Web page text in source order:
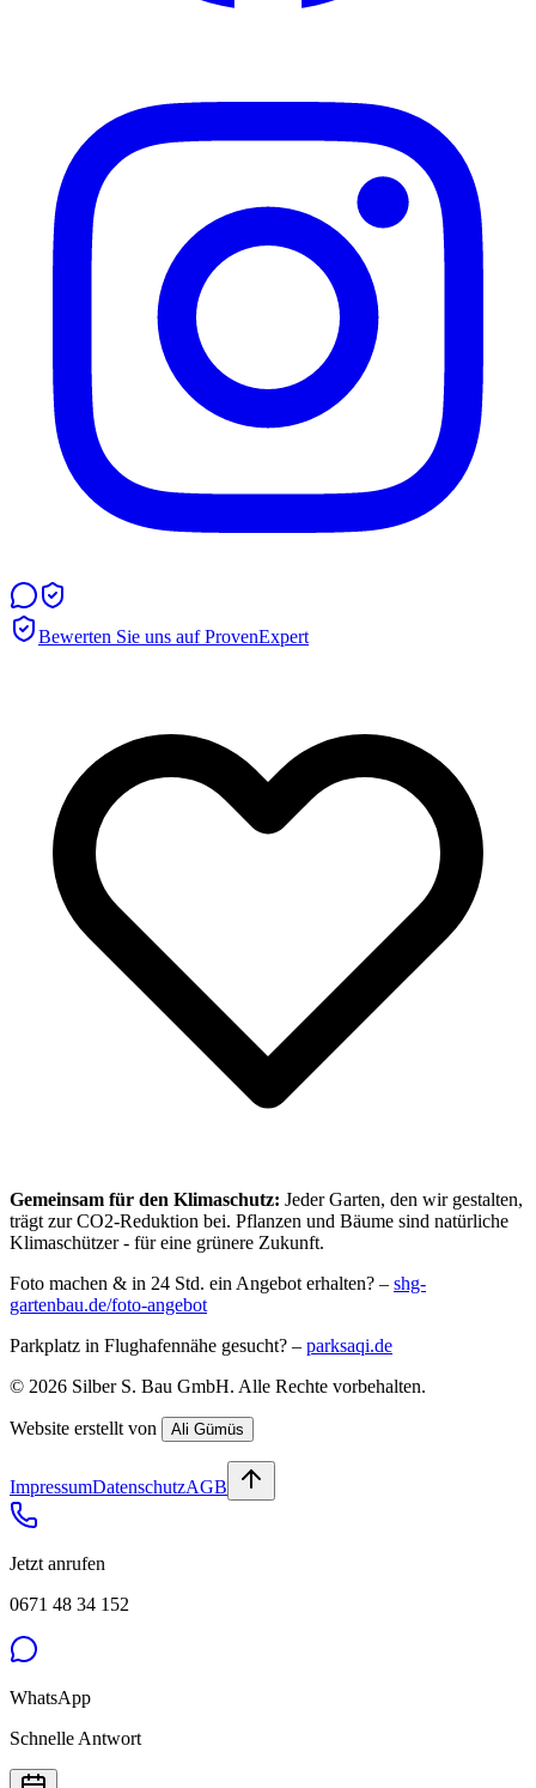
Bewerten Sie uns auf ProvenExpert
Gemeinsam für den Klimaschutz: Jeder Garten, den wir gestalten,
trägt zur CO2-Reduktion bei. Pflanzen und Bäume sind natürliche
Klimaschützer - für eine grünere Zukunft.
Foto machen & in 24 Std. ein Angebot erhalten? – shg-
gartenbau.de/foto-angebot
Parkplatz in Flughafennähe gesucht? – parksaqi.de
© 2026 Silber S. Bau GmbH. Alle Rechte vorbehalten.
Website erstellt von Ali Gümüs
ImpressumDatenschutzAGB
Jetzt anrufen
0671 48 34 152
WhatsApp
Schnelle Antwort